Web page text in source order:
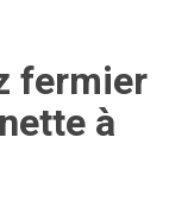
fermier
à